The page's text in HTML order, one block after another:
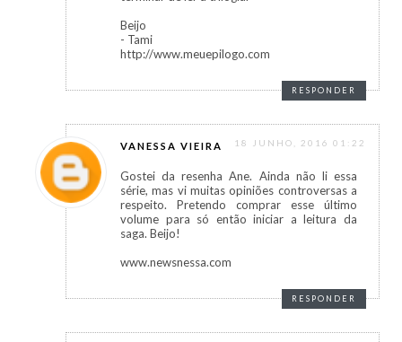
Beijo
- Tami
http://www.meuepilogo.com
RESPONDER
VANESSA VIEIRA 18 JUNHO, 2016 01:22
Gostei da resenha Ane. Ainda não li essa
série, mas vi muitas opiniões controversas a
respeito. Pretendo comprar esse último
volume para só então iniciar a leitura da
saga. Beijo!
www.newsnessa.com
RESPONDER